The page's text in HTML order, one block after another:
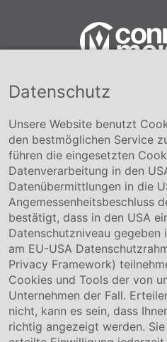
Conmetall
+49
Unternehmen
Über uns
Compliance
Karriere
Service & Kontakt
Kontakt
Downloads
Datenschutz
Unsere Website benutzt
den bestmöglichen Service
führen die eingesetzten
Datenverarbeitung in den
Datenübermittlungen in die
Angemessenheitsbeschluss
bestätigt, dass in den USA
Datenschutzniveau gegeben
am EU-USA
Privacy Framework)
Cookies und Tools der von
Unternehmen der Fall.
nicht, kann es sein, dass
richtig angezeigt werden.